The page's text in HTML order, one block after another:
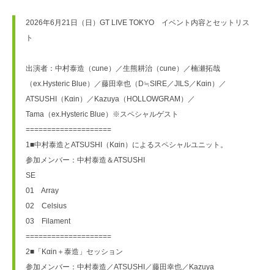
2026年6月21日（日）GT LIVE TOKYO　イベント内容とセットリス
ト
出演者：中村泰造（cune）／生熊耕治（cune）／楠瀬拓哉
（ex.Hysteric Blue）／藤田幸也（D≒SIRE／JILS／Kαin）／
ATSUSHI（Kαin）／Kazuya（HOLLOWGRAM）／
Tama（ex.Hysteric Blue）※スペシャルゲスト
====================
1■中村泰造とATSUSHI（Kαin）によるスペシャルユニット。
参加メンバー：中村泰造＆ATSUSHI
SE
01　Array
02　Celsius
03　Filament
====================
2■「Kαin＋泰造」セッション
参加メンバー：中村泰造／ATSUSHI／藤田幸也／Kazuya